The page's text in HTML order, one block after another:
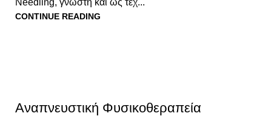
Needling, γνωστή και ως τεχ...
CONTINUE READING
Αναπνευστική Φυσικοθεραπεία